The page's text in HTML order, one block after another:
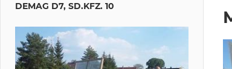
DEMAG D7, SD.KFZ. 10